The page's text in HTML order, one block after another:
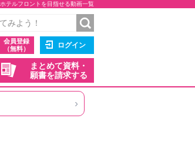
ホテルフロントを目指せる動画一覧
会員登録
（無料）
ログイン
まとめて資料・
願書を請求する
›